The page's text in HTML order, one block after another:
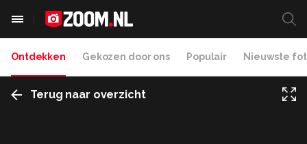
Ontdekken Gekozen door ons Populair Nieuwste
Terug naar overzicht